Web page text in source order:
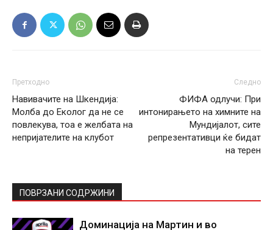
Претходно
Навивачите на Шкендија:
Молба до Еколог да не се
повлекува, тоа е желбата на
непријателите на клубот
Следно
ФИФА одлучи: При
интонирањето на химните на
Мундијалот, сите
репрезентативци ќе бидат
на терен
ПОВРЗАНИ СОДРЖИНИ
Доминација на Мартин и во